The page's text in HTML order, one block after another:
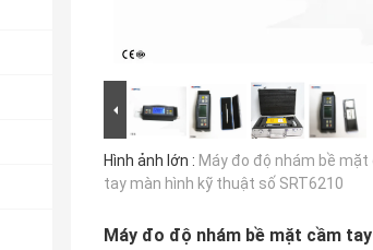
Hình ảnh lớn : Máy đo độ nhám bề mặt
tay màn hình kỹ thuật số SRT6210
Máy đo độ nhám bề mặt cầm